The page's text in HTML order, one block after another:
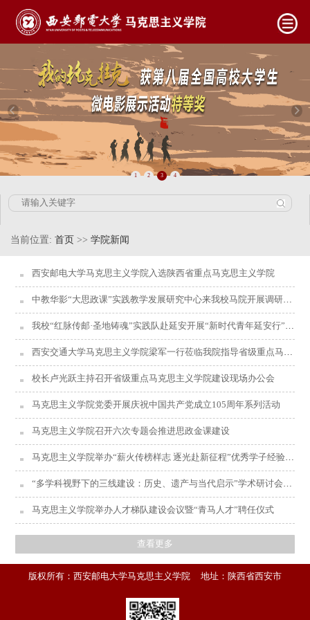
1 2 3 4
当前位置: 首页 >> 学院新闻
西安邮电大学马克思主义学院入选陕西省重点马克思主义学院
中教华影“大思政课”实践教学发展研究中心来我校马院开展调研交流
我校“红脉传邮·圣地铸魂”实践队赴延安开展“新时代青年延安行”社会实践活动
西安交通大学马克思主义学院梁军一行莅临我院指导省级重点马院建设工作
校长卢光跃主持召开省级重点马克思主义学院建设现场办公会
马克思主义学院党委开展庆祝中国共产党成立105周年系列活动
马克思主义学院召开六次专题会推进思政金课建设
马克思主义学院举办“薪火传榜样志 逐光赴新征程”优秀学子经验分享会
“多学科视野下的三线建设：历史、遗产与当代启示”学术研讨会在西安邮电大学举办
马克思主义学院举办人才梯队建设会议暨“青马人才”聘任仪式
查看更多
版权所有：西安邮电大学马克思主义学院 地址：陕西省西安市